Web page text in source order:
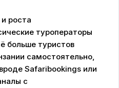
роста
туроператоры
больше туристов
самостоятельно,
Safaribookings или
с